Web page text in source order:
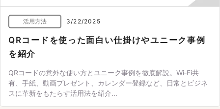
活用方法 3/22/2025
QRコードを使った面白い仕掛けやユニーク事例
を紹介
QRコードの意外な使い方とユニーク事例を徹底解説。Wi‑Fi共
有、手紙、動画プレゼント、カレンダー登録など、日常とビジネ
スに革新をもたらす活用法を紹介...